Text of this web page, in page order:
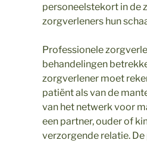
personeelstekort in de
zorgverleners hun
Professionele
behandelingen
zorgverlener moet
patiënt als van de
van het netwerk voor
een partner, ouder of
verzorgende relatie.